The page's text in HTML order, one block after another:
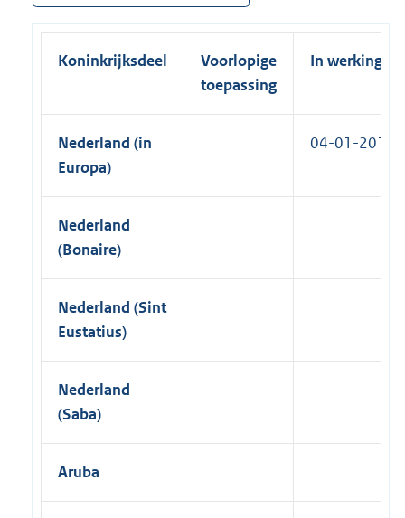
i
k
Koninkrijksdeel
Voorlopige
toepassing
In werking
Nederland (in
Europa)
04-01-2012
Nederland
(Bonaire)
Nederland (Sint
Eustatius)
Nederland
(Saba)
Aruba